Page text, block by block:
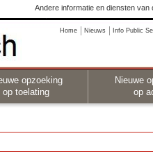
Andere informatie en diensten van
Home Nieuws Info Public
opzoeking
op toelating
Nieuwe
op